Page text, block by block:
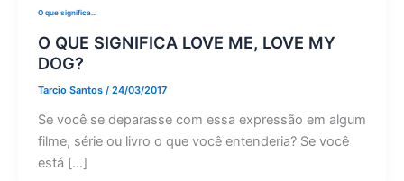
O que significa...
O QUE SIGNIFICA LOVE ME, LOVE MY
DOG?
Tarcio Santos / 24/03/2017
Se você se deparasse com essa expressão em algum
filme, série ou livro o que você entenderia? Se você
está […]